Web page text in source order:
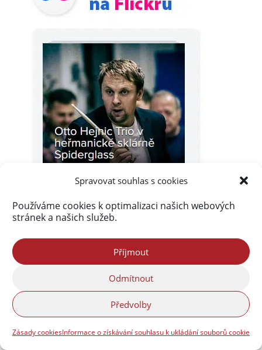
Spravovat souhlas s cookies
Používáme cookies k optimalizaci našich webových
stránek a našich služeb.
Příjmout
Odmítnout
Předvolby
Zásady cookiesInformace o získávání souhlasu k ukládání souborů cookie